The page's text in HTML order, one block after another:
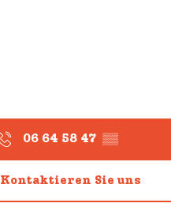
06 64 58 47 ▒▒
Kontaktieren Sie uns